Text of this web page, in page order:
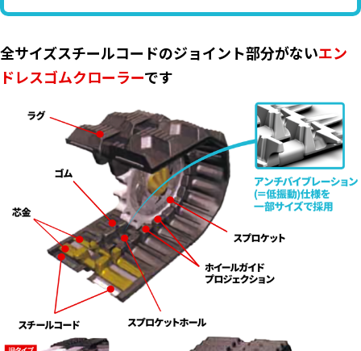
全サイズスチールコードのジョイント部分がないエン
ドレスゴムクローラーです